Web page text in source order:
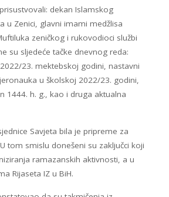
dekan Islamskog
u Zenici, glavni imami medžlisa
zeničkog i rukovodioci službi
su sljedeće tačke dnevnog reda:
23. mektebskoj godini, nastavni
u školskoj 2022/23. godini,
1444. h. g., kao i druga aktualna
Savjeta bila je pripreme za
tom smislu donešeni su zaključci koji
ramazanskih aktivnosti, a u
Rijaseta IZ u BiH.